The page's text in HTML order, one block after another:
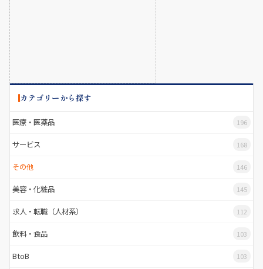
カテゴリーから探す
医療・医薬品 196
サービス 168
その他 146
美容・化粧品 145
求人・転職（人材系） 112
飲料・食品 103
BtoB 103